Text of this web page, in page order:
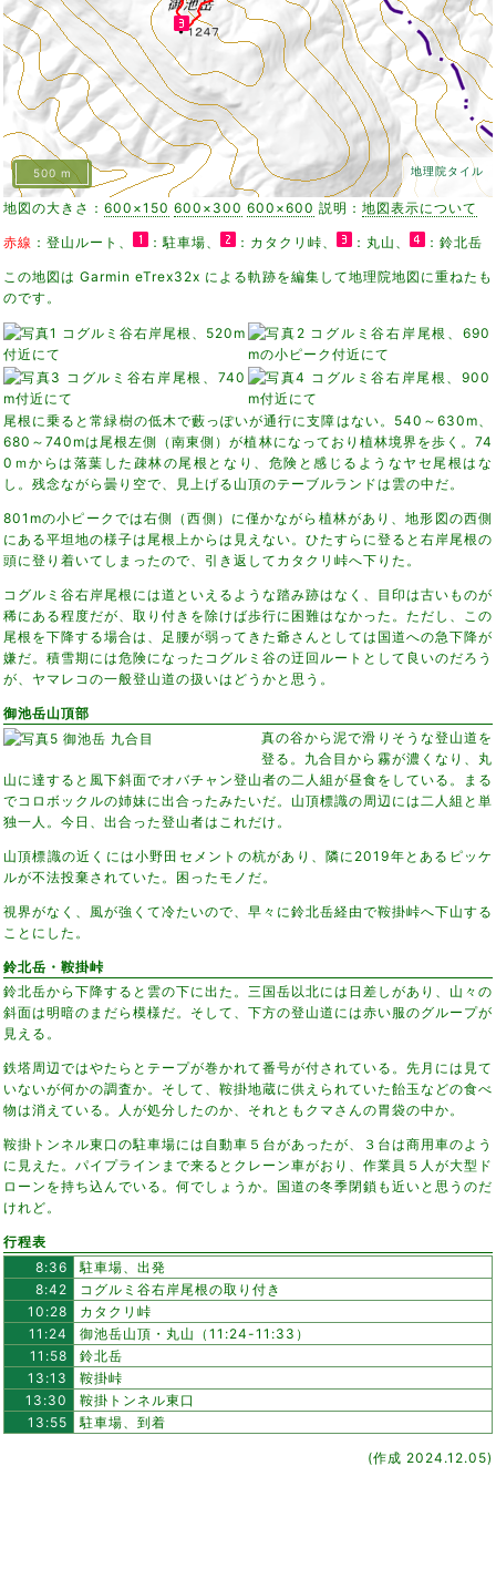
地理院タイル
500 m
地図の大きさ： 600×150 600×300 600×600 説明： 地図表示について
赤線 ：登山ルート、 ：駐車場、 ：カタクリ峠、 ：丸山、 ：鈴北岳
この地図は Garmin eTrex32x による軌跡を編集して地理院地図に重ねたも
のです。
尾根に乗ると常緑樹の低木で藪っぽいが通行に支障はない。540～630m、
680～740mは尾根左側（南東側）が植林になっており植林境界を歩く。74
0ｍからは落葉した疎林の尾根となり、危険と感じるようなヤセ尾根はな
し。残念ながら曇り空で、見上げる山頂のテーブルランドは雲の中だ。
801mの小ピークでは右側（西側）に僅かながら植林があり、地形図の西側
にある平坦地の様子は尾根上からは見えない。ひたすらに登ると右岸尾根の
頭に登り着いてしまったので、引き返してカタクリ峠へ下りた。
コグルミ谷右岸尾根には道といえるような踏み跡はなく、目印は古いものが
稀にある程度だが、取り付きを除けば歩行に困難はなかった。ただし、この
尾根を下降する場合は、足腰が弱ってきた爺さんとしては国道への急下降が
嫌だ。積雪期には危険になったコグルミ谷の迂回ルートとして良いのだろう
が、ヤマレコの一般登山道の扱いはどうかと思う。
御池岳山頂部
真の谷から泥で滑りそうな登山道を
登る。九合目から霧が濃くなり、丸
山に達すると風下斜面でオバチャン登山者の二人組が昼食をしている。まる
でコロボックルの姉妹に出合ったみたいだ。山頂標識の周辺には二人組と単
独一人。今日、出合った登山者はこれだけ。
山頂標識の近くには小野田セメントの杭があり、隣に2019年とあるピッケ
ルが不法投棄されていた。困ったモノだ。
視界がなく、風が強くて冷たいので、早々に鈴北岳経由で鞍掛峠へ下山する
ことにした。
鈴北岳・鞍掛峠
鈴北岳から下降すると雲の下に出た。三国岳以北には日差しがあり、山々の
斜面は明暗のまだら模様だ。そして、下方の登山道には赤い服のグループが
見える。
鉄塔周辺ではやたらとテープが巻かれて番号が付されている。先月には見て
いないが何かの調査か。そして、鞍掛地蔵に供えられていた飴玉などの食べ
物は消えている。人が処分したのか、それともクマさんの胃袋の中か。
鞍掛トンネル東口の駐車場には自動車５台があったが、３台は商用車のよう
に見えた。パイプラインまで来るとクレーン車がおり、作業員５人が大型ド
ローンを持ち込んでいる。何でしょうか。国道の冬季閉鎖も近いと思うのだ
けれど。
行程表
8:36
駐車場、出発
8:42
コグルミ谷右岸尾根の取り付き
10:28
カタクリ峠
11:24
御池岳山頂・丸山（11:24-11:33）
11:58
鈴北岳
13:13
鞍掛峠
13:30
鞍掛トンネル東口
13:55
駐車場、到着
(作成 2024.12.05)